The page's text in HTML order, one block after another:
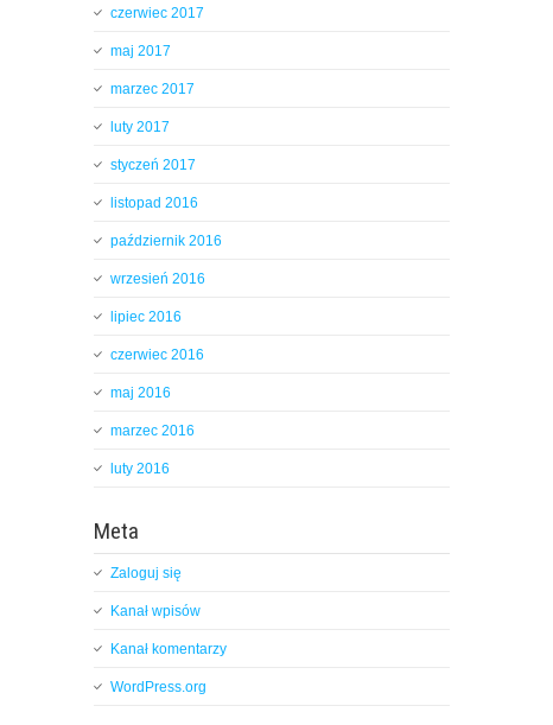
czerwiec 2017
maj 2017
marzec 2017
luty 2017
styczeń 2017
listopad 2016
październik 2016
wrzesień 2016
lipiec 2016
czerwiec 2016
maj 2016
marzec 2016
luty 2016
Meta
Zaloguj się
Kanał wpisów
Kanał komentarzy
WordPress.org